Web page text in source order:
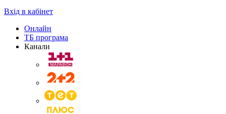
Вхід в кабінет
Онлайн
ТБ програма
Канали